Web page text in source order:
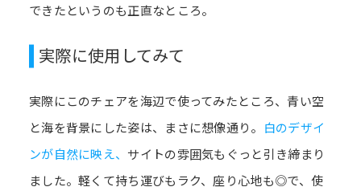
できたというのも正直なところ。
実際に使用してみて
実際にこのチェアを海辺で使ってみたところ、青い空
と海を背景にした姿は、まさに想像通り。 白のデザイ
ンが自然に映え、 サイトの雰囲気もぐっと引き締まり
ました。軽くて持ち運びもラク、座り心地も◎で、使